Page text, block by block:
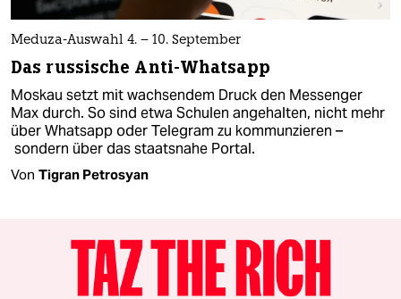
Meduza-Auswahl 4. – 10. September
Das russische Anti-Whatsapp
Moskau setzt mit wachsendem Druck den Messenger
Max durch. So sind etwa Schulen angehalten, nicht mehr
über Whatsapp oder Telegram zu kommunzieren –
sondern über das staatsnahe Portal.
Von Tigran Petrosyan